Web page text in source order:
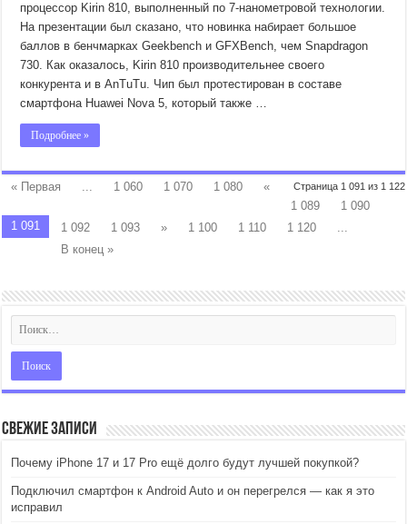
процессор Kirin 810, выполненный по 7-нанометровой технологии.
На презентации был сказано, что новинка набирает большое
баллов в бенчмарках Geekbench и GFXBench, чем Snapdragon
730. Как оказалось, Kirin 810 производительнее своего
конкурента и в AnTuTu. Чип был протестирован в составе
смартфона Huawei Nova 5, который также …
Подробнее »
Страница 1 091 из 1 122
« Первая ... 1 060 1 070 1 080
«
1 089
1 090
1 091
1 092 1 093 » 1 100 1 110 1 120
...
В конец »
Свежие записи
Почему iPhone 17 и 17 Pro ещё долго будут лучшей покупкой?
Подключил смартфон к Android Auto и он перегрелся — как я это
исправил